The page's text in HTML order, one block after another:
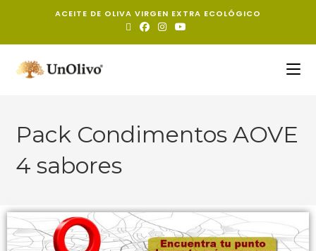
ACEITE DE OLIVA VIRGEN EXTRA ECOLÓGICO
Pack Condimentos AOVE
4 sabores